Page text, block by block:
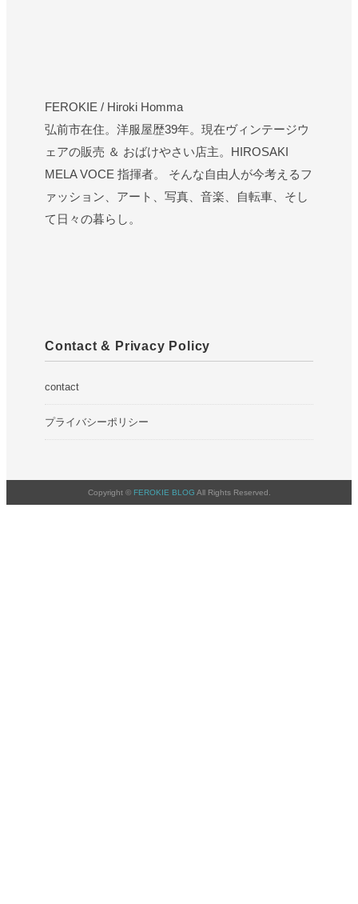
FEROKIE / Hiroki Homma
弘前市在住。洋服屋歴39年。現在ヴィンテージウ
ェアの販売 ＆ おばけやさい店主。HIROSAKI
MELA VOCE 指揮者。 そんな自由人が今考えるフ
ァッション、アート、写真、音楽、自転車、そし
て日々の暮らし。
Contact & Privacy Policy
contact
プライバシーポリシー
Copyright © FEROKIE BLOG All Rights Reserved.